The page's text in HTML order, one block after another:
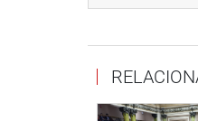
que sea
OFICINA DE